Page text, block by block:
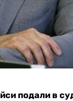
подали в